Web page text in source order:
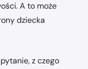
A to może
dziecka
z czego